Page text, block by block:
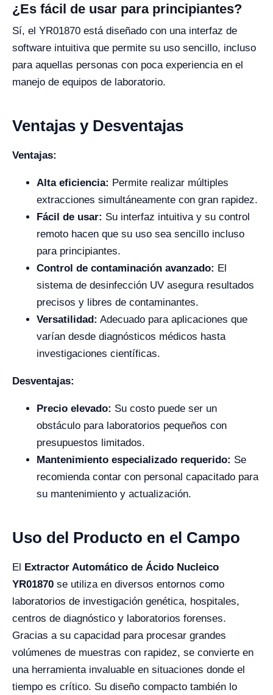
¿Es fácil de usar para principiantes?
Sí, el YR01870 está diseñado con una interfaz de
software intuitiva que permite su uso sencillo, incluso
para aquellas personas con poca experiencia en el
manejo de equipos de laboratorio.
Ventajas y Desventajas
Ventajas:
Alta eficiencia: Permite realizar múltiples
extracciones simultáneamente con gran rapidez.
Fácil de usar: Su interfaz intuitiva y su control
remoto hacen que su uso sea sencillo incluso
para principiantes.
Control de contaminación avanzado: El
sistema de desinfección UV asegura resultados
precisos y libres de contaminantes.
Versatilidad: Adecuado para aplicaciones que
varían desde diagnósticos médicos hasta
investigaciones científicas.
Desventajas:
Precio elevado: Su costo puede ser un
obstáculo para laboratorios pequeños con
presupuestos limitados.
Mantenimiento especializado requerido: Se
recomienda contar con personal capacitado para
su mantenimiento y actualización.
Uso del Producto en el Campo
El
Extractor Automático de Ácido Nucleico
YR01870 se utiliza en diversos entornos como
laboratorios de investigación genética, hospitales,
centros de diagnóstico y laboratorios forenses.
Gracias a su capacidad para procesar grandes
volúmenes de muestras con rapidez, se convierte en
una herramienta invaluable en situaciones donde el
tiempo es crítico. Su diseño compacto también lo